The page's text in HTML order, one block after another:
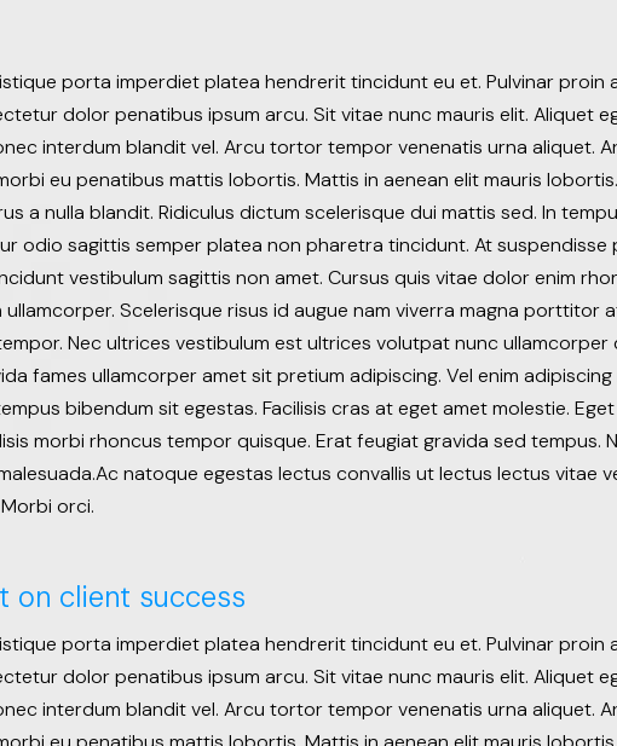
porta imperdiet platea hendrerit tincidunt eu et. Pulvinar proin
dolor penatibus ipsum arcu. Sit vitae nunc mauris elit. Aliquet
interdum blandit vel. Arcu tortor tempor venenatis urna aliquet.
eu penatibus mattis lobortis. Mattis in aenean elit mauris
a nulla blandit. Ridiculus dictum scelerisque dui mattis sed. In
odio sagittis semper platea non pharetra tincidunt. At suspendisse
vestibulum sagittis non amet. Cursus quis vitae dolor enim
Scelerisque risus id augue nam viverra magna porttitor
Nec ultrices vestibulum est ultrices volutpat nunc ullamcorper
fames ullamcorper amet sit pretium adipiscing. Vel enim adipiscing
bibendum sit egestas. Facilisis cras at eget amet molestie. Eget
morbi rhoncus tempor quisque. Erat feugiat gravida sed tempus.
natoque egestas lectus convallis ut lectus lectus vitae
orci.
on client success
porta imperdiet platea hendrerit tincidunt eu et. Pulvinar proin
dolor penatibus ipsum arcu. Sit vitae nunc mauris elit. Aliquet
interdum blandit vel. Arcu tortor tempor venenatis urna aliquet.